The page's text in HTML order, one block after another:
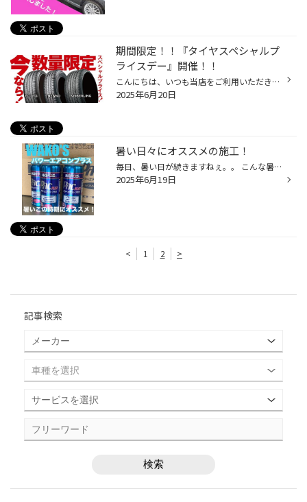
期間限定！！『タイヤスペシャルプ
ライスデー』開催！！
こんにちは、いつも当店をご利用いただきましてありがとうございます。 本日より、コクピット・タイヤ館におきまして、 期間限定！ サイズ限定！！ 数量限定！！！ お得にお買い求めいただける、「タイヤスペシャルプライスデー」がスタートします！ お得なタイヤのご紹介！！ ワゴンR、N-BOX、タン...
2025年6月20日
暑い日々にオススメの施工！
毎日、暑い日が続きますねぇ。。 こんな暑い日にオススメなのが、こちら！ ワコーズ パワーエアコンプラス！！ お！なんだ！この涼しげな色の缶は！ と気になりますよね。 こちらはカーエアコンの添加剤です。 この時期、玉川上水店では大変人気のメニューです。 エアコンに添加剤って、必要？ タイ...
2025年6月19日
< 1 2 >
記事検索